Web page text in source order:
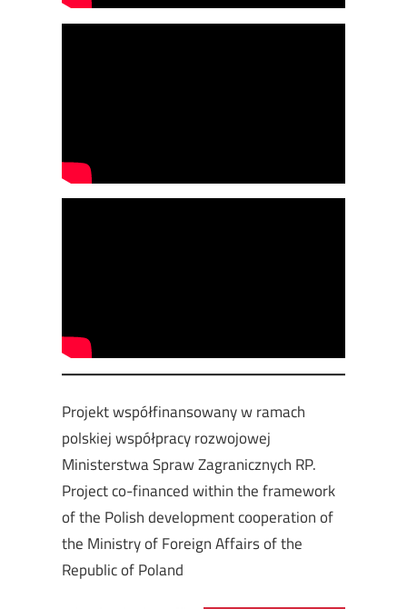
Projekt współfinansowany w ramach
polskiej współpracy rozwojowej
Ministerstwa Spraw Zagranicznych RP.
Project co-financed within the framework
of the Polish development cooperation of
the Ministry of Foreign Affairs of the
Republic of Poland